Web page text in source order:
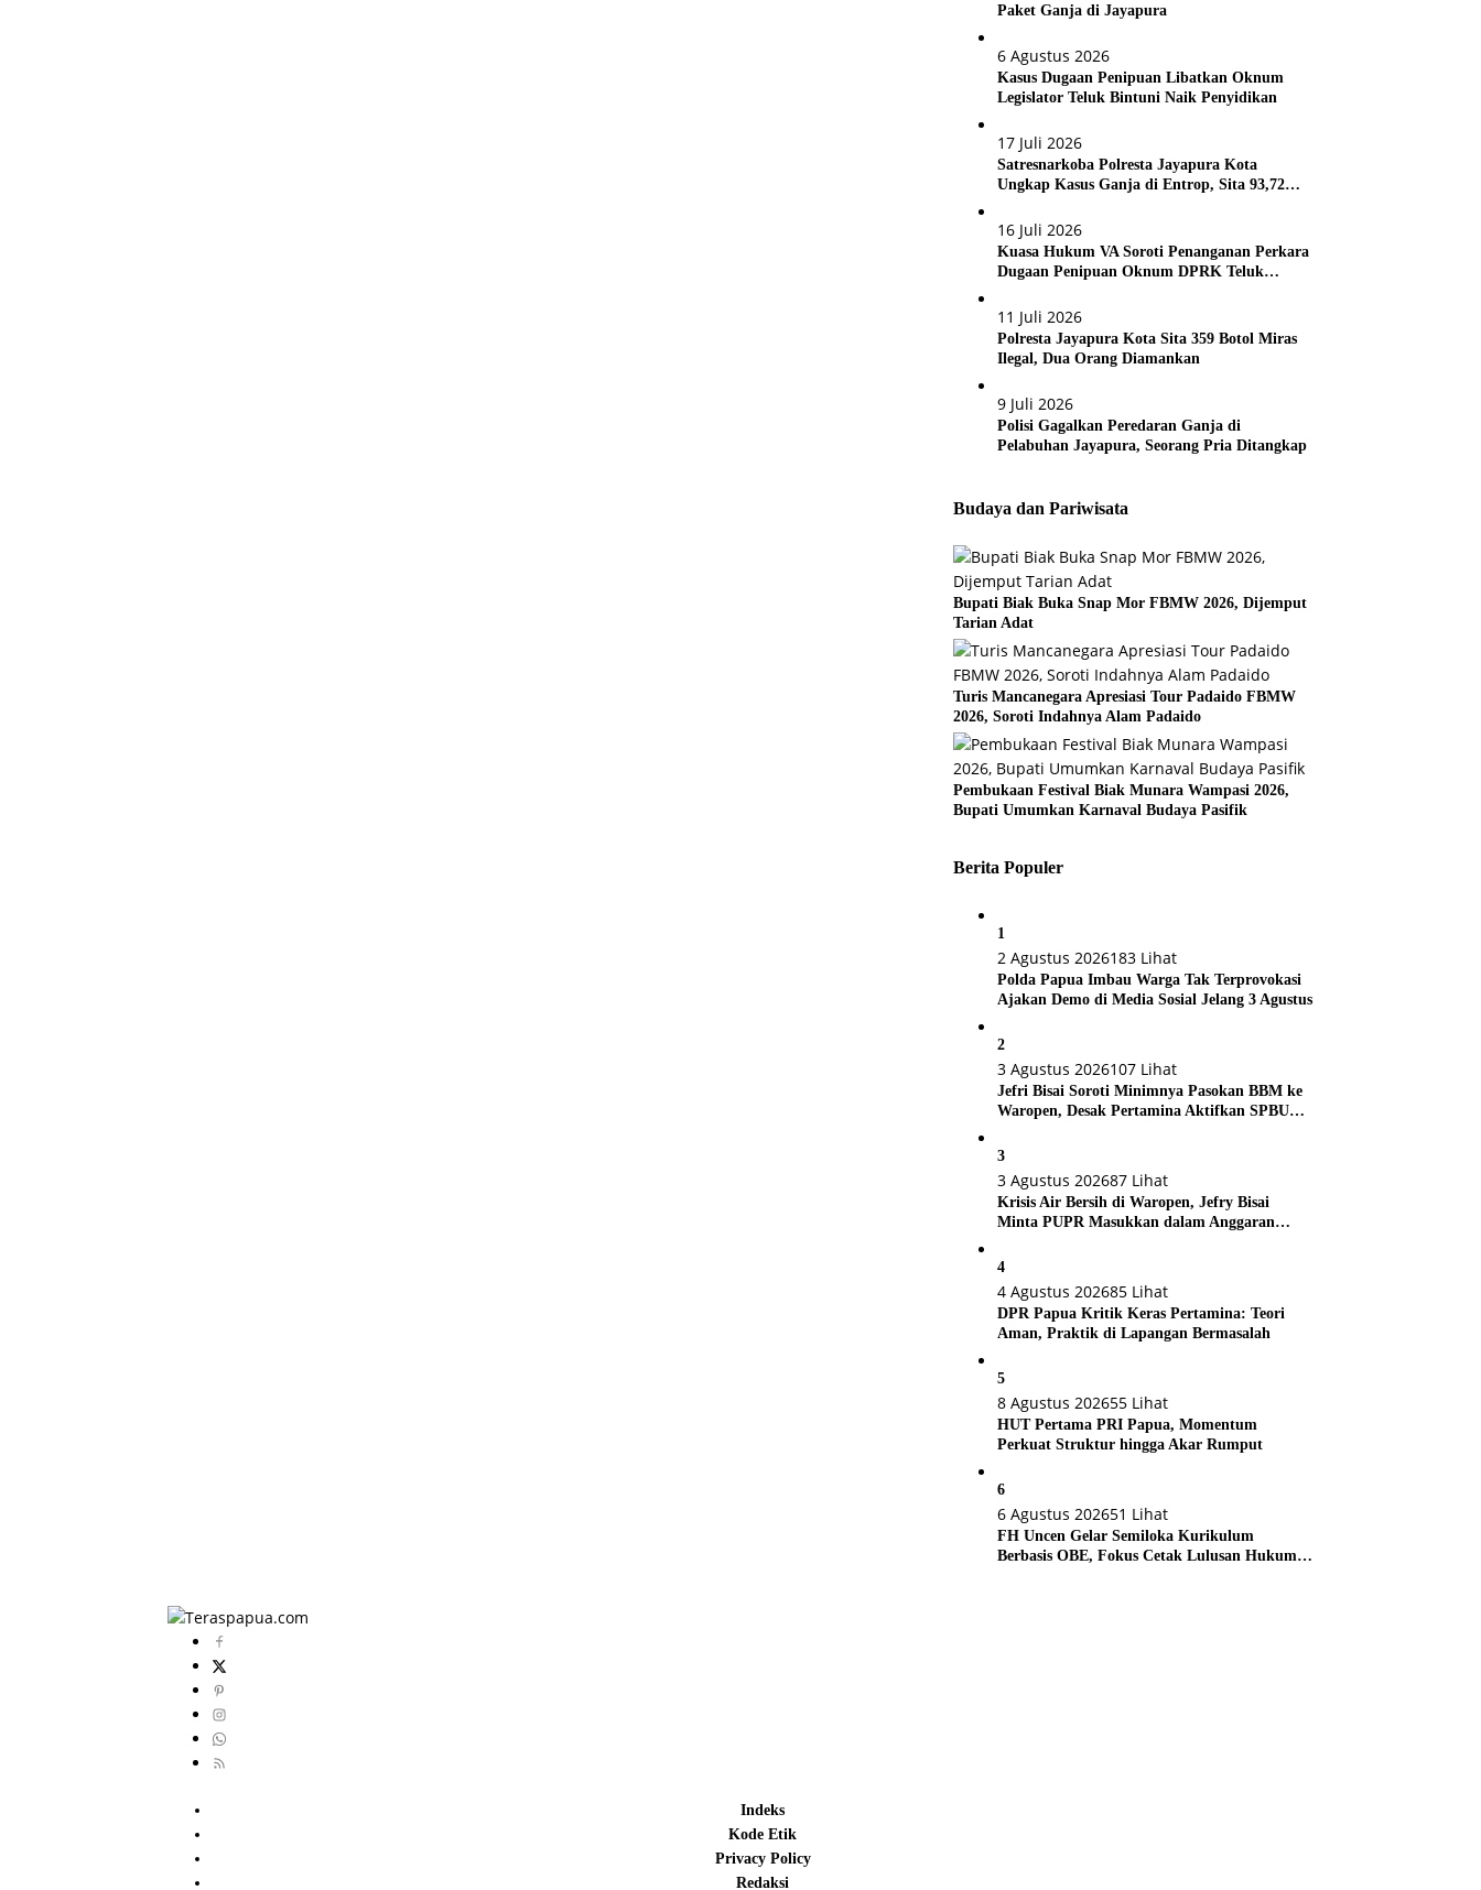
Paket Ganja di Jayapura
6 Agustus 2026
Kasus Dugaan Penipuan Libatkan Oknum
Legislator Teluk Bintuni Naik Penyidikan
17 Juli 2026
Satresnarkoba Polresta Jayapura Kota
Ungkap Kasus Ganja di Entrop, Sita 93,72
16 Juli 2026
Kuasa Hukum VA Soroti Penanganan Perkara
Dugaan Penipuan Oknum DPRK Teluk
11 Juli 2026
Polresta Jayapura Kota Sita 359 Botol Miras
Ilegal, Dua Orang Diamankan
9 Juli 2026
Polisi Gagalkan Peredaran Ganja di
Pelabuhan Jayapura, Seorang Pria Ditangkap
Budaya dan Pariwisata
Bupati Biak Buka Snap Mor FBMW 2026, Dijemput
Tarian Adat
Turis Mancanegara Apresiasi Tour Padaido FBMW
2026, Soroti Indahnya Alam Padaido
Pembukaan Festival Biak Munara Wampasi 2026,
Bupati Umumkan Karnaval Budaya Pasifik
Berita Populer
1
2 Agustus 2026183 Lihat
Polda Papua Imbau Warga Tak Terprovokasi
Ajakan Demo di Media Sosial Jelang 3 Agustus
2
3 Agustus 2026107 Lihat
Jefri Bisai Soroti Minimnya Pasokan BBM ke
Waropen, Desak Pertamina Aktifkan SPBU
3
3 Agustus 202687 Lihat
Krisis Air Bersih di Waropen, Jefry Bisai
Minta PUPR Masukkan dalam Anggaran
4
4 Agustus 202685 Lihat
DPR Papua Kritik Keras Pertamina: Teori
Aman, Praktik di Lapangan Bermasalah
5
8 Agustus 202655 Lihat
HUT Pertama PRI Papua, Momentum
Perkuat Struktur hingga Akar Rumput
6
6 Agustus 202651 Lihat
FH Uncen Gelar Semiloka Kurikulum
Berbasis OBE, Fokus Cetak Lulusan Hukum
Indeks
Kode Etik
Privacy Policy
Redaksi